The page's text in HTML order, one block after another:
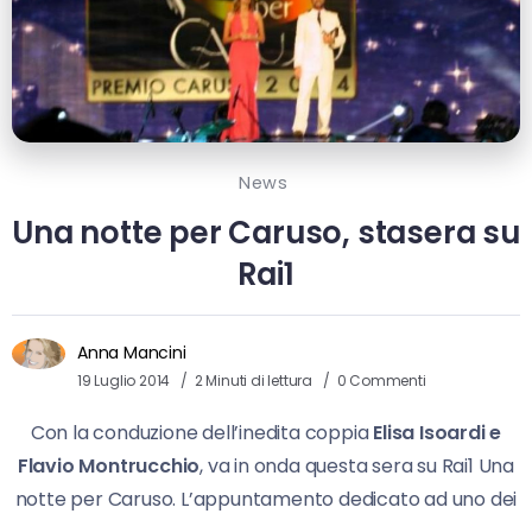
News
Una notte per Caruso, stasera su
Rai1
Anna Mancini
19 Luglio 2014 2 Minuti di lettura 0 Commenti
Con la conduzione dell’inedita coppiaElisa Isoardi e
Flavio Montrucchio, va in onda questa sera su Rai1 Una
notte per Caruso. L’appuntamento dedicato ad uno dei